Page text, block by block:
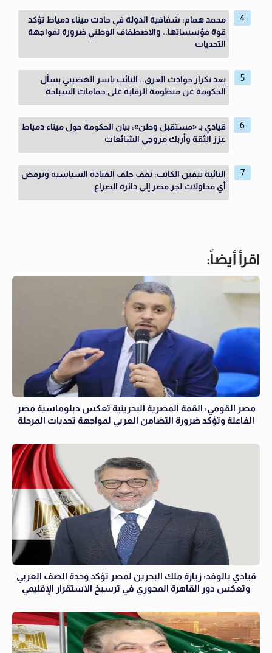
محمد همام: شفافية الدولة في حادث ميناء دمياط تؤكد
قوة مؤسساتها.. والاصطفاف الوطني ضرورة لمواجهة
التحديات
بعد تكرار حوادث الغرق.. النائب ياسر الهضيبي يسأل
الحكومة عن منظومة الرقابة على حمامات السباحة
قيادي بـ «مستقبل وطن»: بيان الحكومة حول ميناء دمياط
عزز الثقة وأربك مروجي الشائعات
النائبة نيفين الكاتب: نقف خلف القيادة السياسية ونرفض
أي محاولات لجر مصر إلى دائرة الصراع
اقرأ أيضاً:
مصر القومي: القمة المصرية البحرينية تعكس دبلوماسية مصر
الفاعلة وتؤكد ضرورة التضامن العربي لمواجهة تحديات المرحلة
قيادي بالوفد: زيارة ملك البحرين لمصر تؤكد وحدة الصف العربي
وتعكس دور القاهرة المحوري في ترسيخ الاستقرار الإقليمي